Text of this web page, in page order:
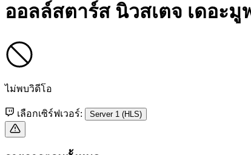
ออลล์สตาร์ส นิวสเตจ เดอะ
ไม่พบวิดีโอ
เลือกเซิร์ฟเวอร์: Server 1 (HLS)